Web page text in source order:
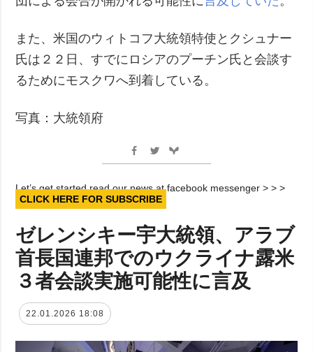
また、米国のウィトコフ大統領特使とクシュナー
氏は２２日、すでにロシアのプーチン氏と会談す
るためにモスクワへ到着している。
写真：大統領府
Let’s get started read our news at facebook messenger > > >
CLICK HERE FOR SUBSCRIBE
ゼレンシキー宇大統領、アラブ
首長国連邦でのウクライナ露米
３者会談実施可能性に言及
22.01.2026 18:08